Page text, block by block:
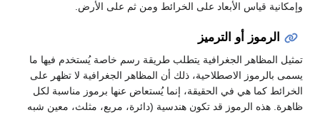
قياس الأبعاد على الخرائط ومن ثم على الأرض.
الرموز أو الترميز
المظاهر الجغرافية يتطلب طريقة رسم خاصة يُستخدم فيها ما
بالرموز الاصطلاحية، ذلك أن المظاهر الجغرافية لا تظهر على
كما هي في الحقيقة، إنما يُستعاض عنها برموز مناسبة لكل
هذه الرموز قد تكون هندسية (دائرة، مربع، مثلث، معين شبه